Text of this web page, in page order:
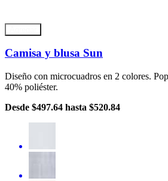
Camisa y blusa Sun
Diseño con microcuadros en 2 colores.
40% poliéster.
Desde $497.64 hasta $520.84